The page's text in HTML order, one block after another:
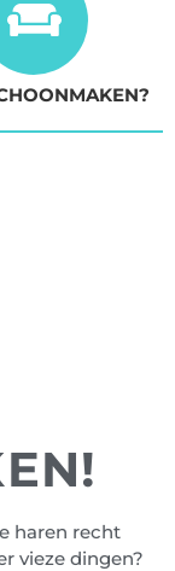
haren recht
vieze dingen?